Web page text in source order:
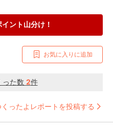
ント山分け！
お気に入りに追加
った数 2件
くったよレポートを投稿する